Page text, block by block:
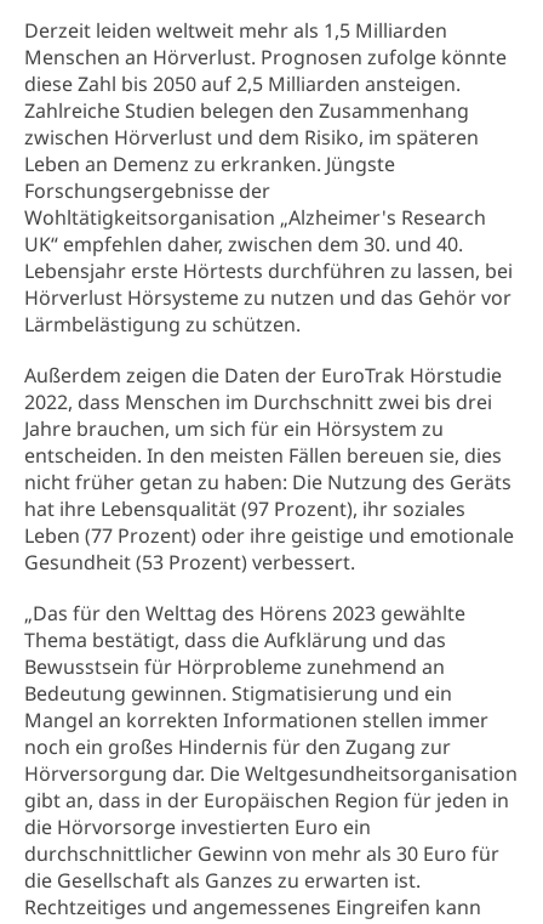
Derzeit leiden weltweit mehr als 1,5 Milliarden
Menschen an Hörverlust. Prognosen zufolge könnte
diese Zahl bis 2050 auf 2,5 Milliarden ansteigen.
Zahlreiche Studien belegen den Zusammenhang
zwischen Hörverlust und dem Risiko, im späteren
Leben an Demenz zu erkranken. Jüngste
Forschungsergebnisse der
Wohltätigkeitsorganisation „Alzheimer's Research
UK“ empfehlen daher, zwischen dem 30. und 40.
Lebensjahr erste Hörtests durchführen zu lassen, bei
Hörverlust Hörsysteme zu nutzen und das Gehör vor
Lärmbelästigung zu schützen.
Außerdem zeigen die Daten der EuroTrak Hörstudie
2022, dass Menschen im Durchschnitt zwei bis drei
Jahre brauchen, um sich für ein Hörsystem zu
entscheiden. In den meisten Fällen bereuen sie, dies
nicht früher getan zu haben: Die Nutzung des Geräts
hat ihre Lebensqualität (97 Prozent), ihr soziales
Leben (77 Prozent) oder ihre geistige und emotionale
Gesundheit (53 Prozent) verbessert.
„Das für den Welttag des Hörens 2023 gewählte
Thema bestätigt, dass die Aufklärung und das
Bewusstsein für Hörprobleme zunehmend an
Bedeutung gewinnen. Stigmatisierung und ein
Mangel an korrekten Informationen stellen immer
noch ein großes Hindernis für den Zugang zur
Hörversorgung dar. Die Weltgesundheitsorganisation
gibt an, dass in der Europäischen Region für jeden in
die Hörvorsorge investierten Euro ein
durchschnittlicher Gewinn von mehr als 30 Euro für
die Gesellschaft als Ganzes zu erwarten ist.
Rechtzeitiges und angemessenes Eingreifen kann